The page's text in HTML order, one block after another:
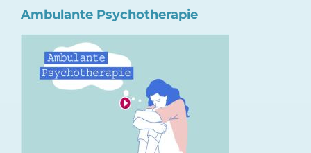
Ambulante Psychotherapie